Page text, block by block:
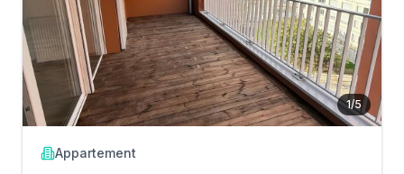
1/5
Appartement